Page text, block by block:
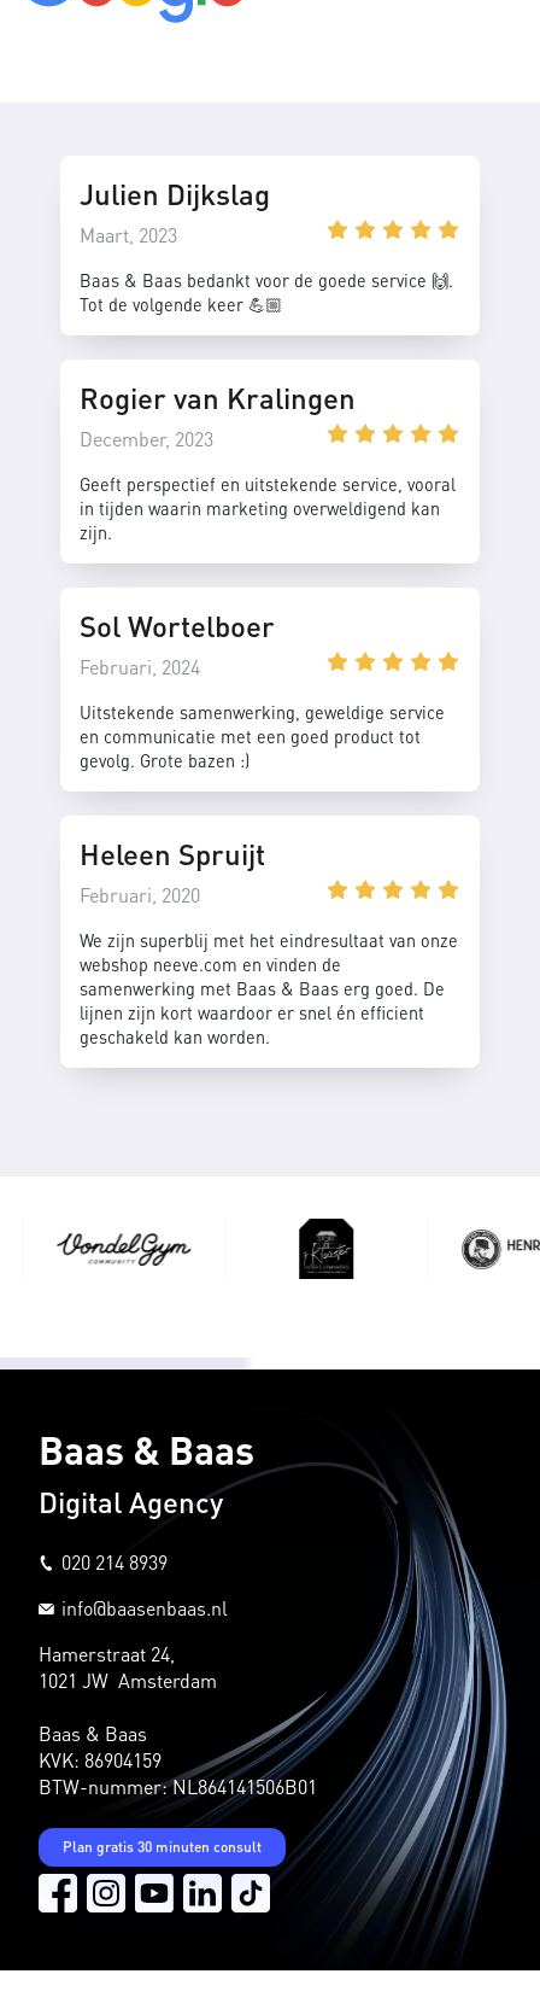
Julien Dijkslag
Maart, 2023
Baas & Baas bedankt voor de goede service 🙌.
Tot de volgende keer 💪🏼
Rogier van Kralingen
December, 2023
Geeft perspectief en uitstekende service, vooral
in tijden waarin marketing overweldigend kan
zijn.
Sol Wortelboer
Februari, 2024
Uitstekende samenwerking, geweldige service
en communicatie met een goed product tot
gevolg. Grote bazen :)
Heleen Spruijt
Februari, 2020
We zijn superblij met het eindresultaat van onze
webshop neeve.com en vinden de
samenwerking met Baas & Baas erg goed. De
lijnen zijn kort waardoor er snel én efficient
geschakeld kan worden.
Baas & Baas
Digital Agency
020 214 8939
info@baasenbaas.nl
Hamerstraat 24,
1021 JW Amsterdam
Baas & Baas
KVK: 86904159
BTW-nummer: NL864141506B01
Plan gratis 30 minuten consult